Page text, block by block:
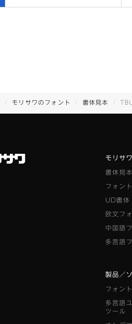
モリサワのフォント 書体見本
モリサ
書体見本
フォン
UD書体
欧文フ
中国語
多言語
製品／
フォン
多言語
ツール